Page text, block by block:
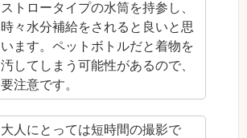
ストロータイプの水筒を持参し、
時々水分補給をされると良いと思
います。ペットボトルだと着物を
汚してしまう可能性があるので、
要注意です。
大人にとっては短時間の撮影で